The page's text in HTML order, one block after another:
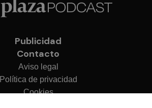
Publicidad
Contacto
Aviso legal
Política de privacidad
Cookies